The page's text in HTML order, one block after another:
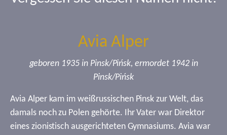
Avia Alper
geboren 1935 in Pinsk/Pińsk, ermordet 1942 in
Pinsk/Pińsk
Avia Alper kam im weißrussischen Pinsk zur Welt, das
damals noch zu Polen gehörte. Ihr Vater war Direktor
eines zionistisch ausgerichteten Gymnasiums. Avia war